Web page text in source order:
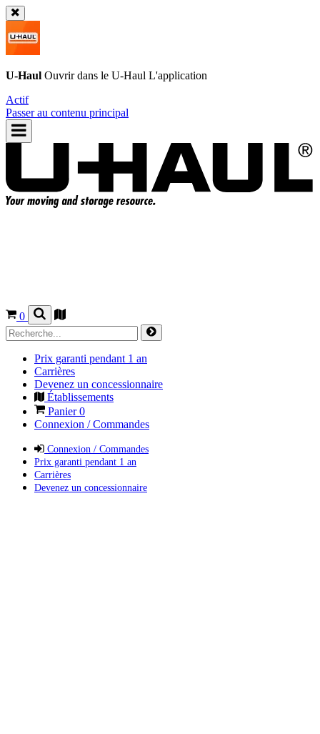
U-Haul Ouvrir dans le U-Haul L'application
Actif
Passer au contenu principal
0
Prix garanti pendant 1 an
Carrières
Devenez un concessionnaire
Établissements
Panier0
Connexion / Commandes
Connexion / Commandes
Prix garanti pendant 1 an
Carrières
Devenez un concessionnaire